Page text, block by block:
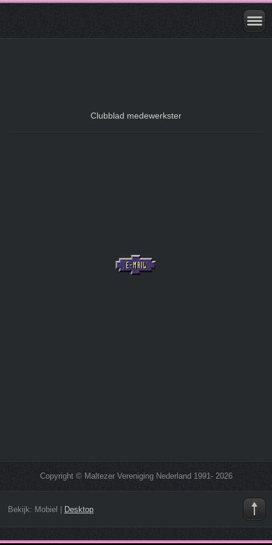
Clubblad medewerkster
Copyright © Maltezer Vereniging Nederland 1991- 2026
Bekijk: Mobiel Desktop